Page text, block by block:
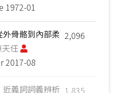
1972-01
2,096
骨骼到內部柔
天任
2017-08
1,835
近義詞詞義辨析